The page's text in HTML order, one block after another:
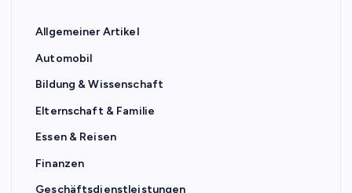
Allgemeiner Artikel
Automobil
Bildung & Wissenschaft
Elternschaft & Familie
Essen & Reisen
Finanzen
Geschäftsdienstleistungen